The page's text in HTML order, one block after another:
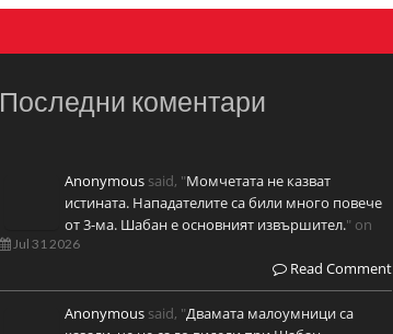
Последни коментари
Anonymous said, "Момчетата не казват
истината. Нападателите са били много повече
от 3-ма. Шабан е основният извършител." on
Jul 31 2026
Read Comment
Anonymous said, "Двамата малоумници са